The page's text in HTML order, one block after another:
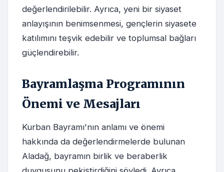
değerlendirilebilir. Ayrıca, yeni bir siyaset
anlayışının benimsenmesi, gençlerin siyasete
katılımını teşvik edebilir ve toplumsal bağları
güçlendirebilir.
Bayramlaşma Programının
Önemi ve Mesajları
Kurban Bayramı'nın anlamı ve önemi
hakkında da değerlendirmelerde bulunan
Aladağ, bayramın birlik ve beraberlik